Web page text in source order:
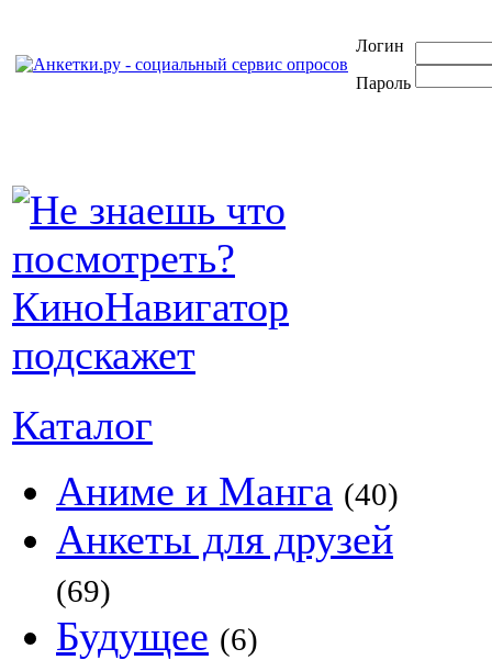
Логин
Пароль
Каталог
Аниме и Манга (40)
Анкеты для друзей
(69)
Будущее (6)